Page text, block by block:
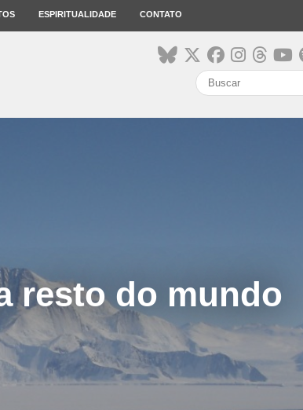
ESPIRITUALIDADE CONTATO
resto do mundo